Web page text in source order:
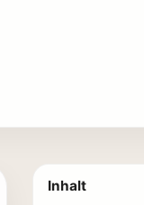
Inhalt